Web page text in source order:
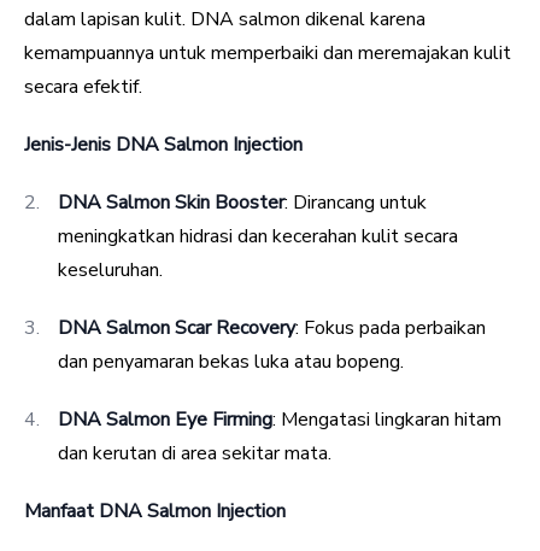
dalam lapisan kulit. DNA salmon dikenal karena
kemampuannya untuk memperbaiki dan meremajakan kulit
secara efektif.
Jenis-Jenis DNA Salmon Injection
DNA Salmon Skin Booster: Dirancang untuk
meningkatkan hidrasi dan kecerahan kulit secara
keseluruhan.
DNA Salmon Scar Recovery: Fokus pada perbaikan
dan penyamaran bekas luka atau bopeng.
DNA Salmon Eye Firming: Mengatasi lingkaran hitam
dan kerutan di area sekitar mata.
Manfaat DNA Salmon Injection